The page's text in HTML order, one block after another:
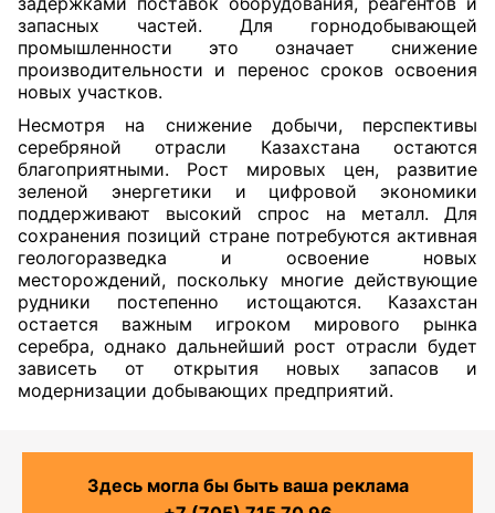
запасных частей. Для горнодобывающей
промышленности это означает снижение
производительности и перенос сроков освоения
новых участков.
Несмотря на снижение добычи, перспективы
серебряной отрасли Казахстана остаются
благоприятными. Рост мировых цен, развитие
зеленой энергетики и цифровой экономики
поддерживают высокий спрос на металл. Для
сохранения позиций стране потребуются активная
геологоразведка и освоение новых
месторождений, поскольку многие действующие
рудники постепенно истощаются. Казахстан
остается важным игроком мирового рынка
серебра, однако дальнейший рост отрасли будет
зависеть от открытия новых запасов и
модернизации добывающих предприятий.
Здесь могла бы быть ваша реклама